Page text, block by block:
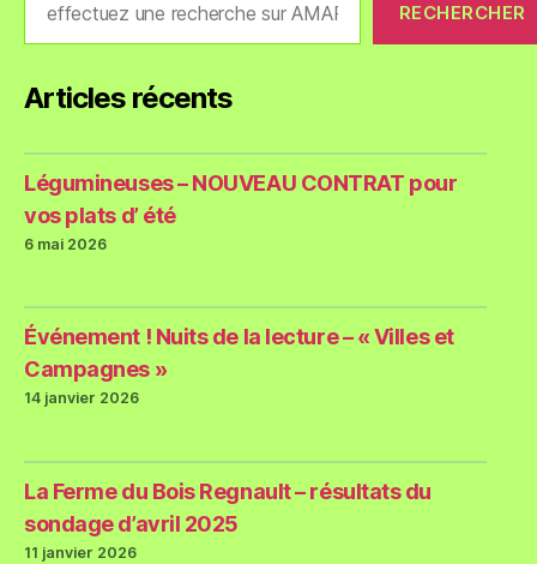
RECHERCHER
Articles récents
Légumineuses – NOUVEAU CONTRAT pour
vos plats d’ été
6 mai 2026
Événement ! Nuits de la lecture – « Villes et
Campagnes »
14 janvier 2026
La Ferme du Bois Regnault – résultats du
sondage d’avril 2025
11 janvier 2026